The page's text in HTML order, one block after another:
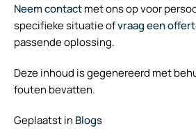
Neem contactmet ons op voor
specifieke situatie ofvraag een
passende oplossing.
Deze inhoud is gegenereerd met
fouten bevatten.
Geplaatst in Blogs